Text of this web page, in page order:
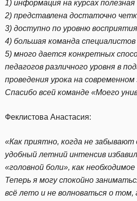
1) информация на курсах полезная
2) представлена достаточно
3) доступно по уровню восприятия
4) большая команда специалистов
5) много дается конкретных
педагогов различного уровня в
проведения урока на современном
Спасибо всей команде «Моего
Феклистова Анастасия:
«Как приятно, когда не забывают
удобный летний интенсив
«головной боли», как
Теперь я могу спокойно
всё лето и не волноваться о том,